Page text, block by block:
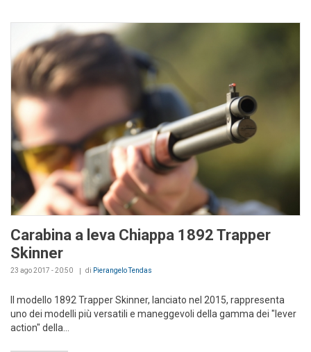
Carabina a leva Chiappa 1892 Trapper
Skinner
23 ago 2017 - 20:50 di Pierangelo Tendas
Il modello 1892 Trapper Skinner, lanciato nel 2015, rappresenta
uno dei modelli più versatili e maneggevoli della gamma dei "lever
action" della...